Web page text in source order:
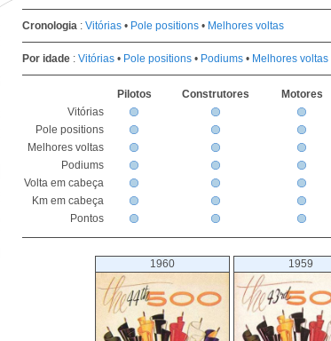
Cronologia : Vitórias • Pole positions • Melhores voltas
Por idade : Vitórias • Pole positions • Podiums • Melhores voltas
Pilotos Construtores
Motores
Vitórias
Pole positions
Melhores voltas
Podiums
Volta em cabeça
Km em cabeça
Pontos
1960 1959